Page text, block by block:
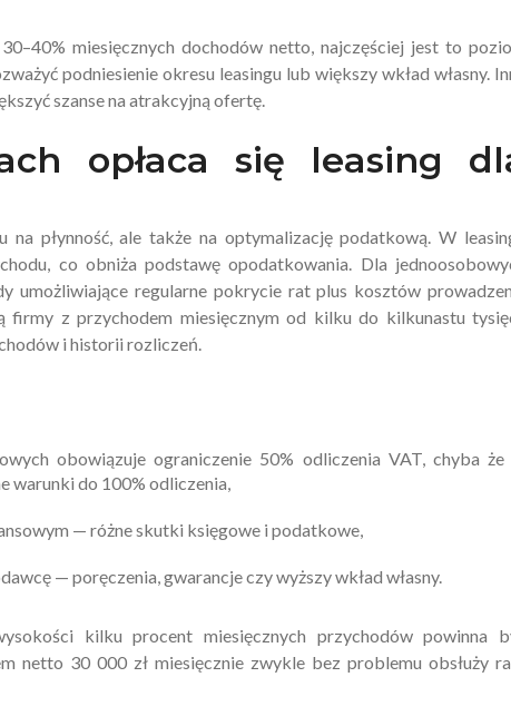
miesięcznych dochodów netto, najczęściej jest to
podniesienie okresu leasingu lub większy wkład własny.
szanse na atrakcyjną ofertę.
opłaca się leasing
płynność, ale także na optymalizację podatkową. W
co obniża podstawę opodatkowania. Dla
umożliwiające regularne pokrycie rat plus kosztów
firmy z przychodem miesięcznym od kilku do kilkunastu
i historii rozliczeń.
obowiązuje ograniczenie 50% odliczenia VAT, chyba że
warunki do 100% odliczenia,
— różne skutki księgowe i podatkowe,
— poręczenia, gwarancje czy wyższy wkład własny.
kilku procent miesięcznych przychodów powinna
netto 30 000 zł miesięcznie zwykle bez problemu obsłuży